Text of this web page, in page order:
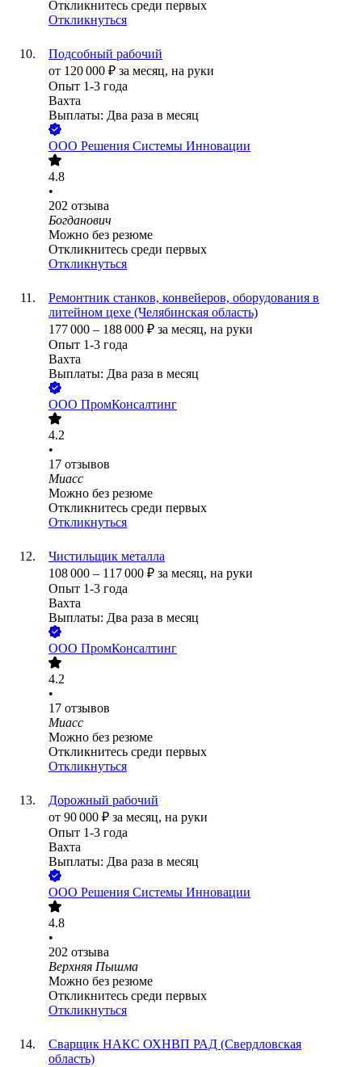
Откликнитесь среди первых
Откликнуться
Подсобный рабочий
от 120 000 ₽ за месяц, на руки
Опыт 1-3 года
Вахта
Выплаты: Два раза в месяц
ООО Решения Системы Инновации
4.8
•
202 отзыва
Богданович
Можно без резюме
Откликнитесь среди первых
Откликнуться
Ремонтник станков, конвейеров, оборудования в
литейном цехе (Челябинская область)
177 000 – 188 000 ₽ за месяц, на руки
Опыт 1-3 года
Вахта
Выплаты: Два раза в месяц
ООО ПромКонсалтинг
4.2
•
17 отзывов
Миасс
Можно без резюме
Откликнитесь среди первых
Откликнуться
Чистильщик металла
108 000 – 117 000 ₽ за месяц, на руки
Опыт 1-3 года
Вахта
Выплаты: Два раза в месяц
ООО ПромКонсалтинг
4.2
•
17 отзывов
Миасс
Можно без резюме
Откликнитесь среди первых
Откликнуться
Дорожный рабочий
от 90 000 ₽ за месяц, на руки
Опыт 1-3 года
Вахта
Выплаты: Два раза в месяц
ООО Решения Системы Инновации
4.8
•
202 отзыва
Верхняя Пышма
Можно без резюме
Откликнитесь среди первых
Откликнуться
Сварщик НАКС ОХНВП РАД (Свердловская
область)